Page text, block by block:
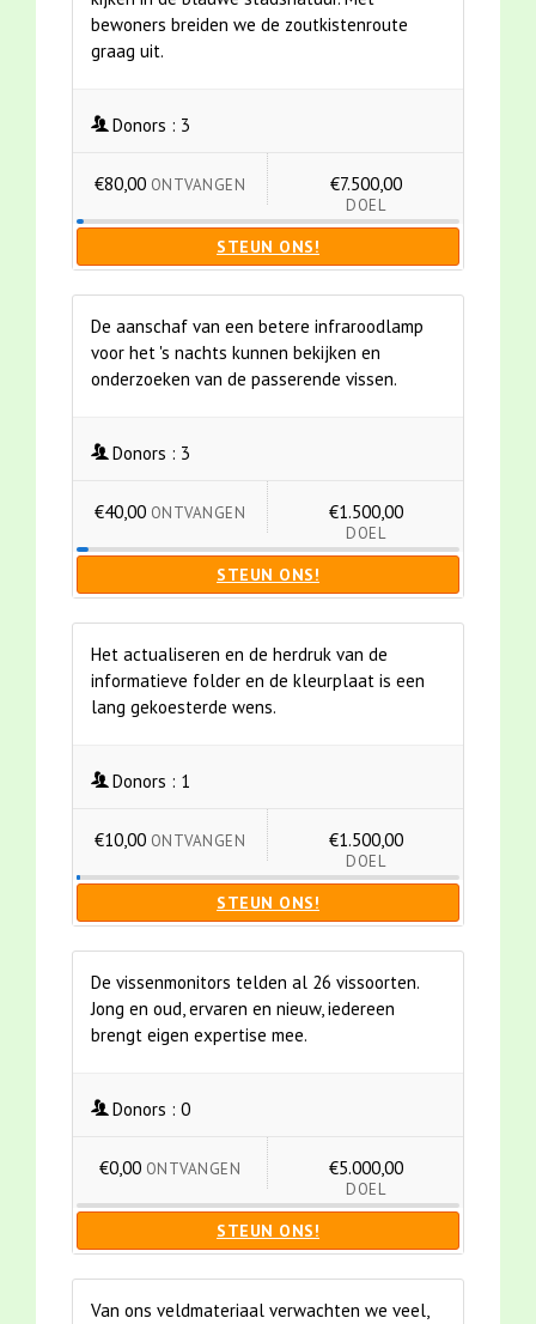
bewoners breiden we de zoutkistenroute
graag uit.
Donors : 3
€80,00 ONTVANGEN €7.500,00
DOEL
STEUN ONS!
De aanschaf van een betere infraroodlamp
voor het 's nachts kunnen bekijken en
onderzoeken van de passerende vissen.
Donors : 3
€40,00 ONTVANGEN €1.500,00
DOEL
STEUN ONS!
Het actualiseren en de herdruk van de
informatieve folder en de kleurplaat is een
lang gekoesterde wens.
Donors : 1
€10,00 ONTVANGEN €1.500,00
DOEL
STEUN ONS!
De vissenmonitors telden al 26 vissoorten.
Jong en oud, ervaren en nieuw, iedereen
brengt eigen expertise mee.
Donors : 0
€0,00 ONTVANGEN €5.000,00
DOEL
STEUN ONS!
Van ons veldmateriaal verwachten we veel,